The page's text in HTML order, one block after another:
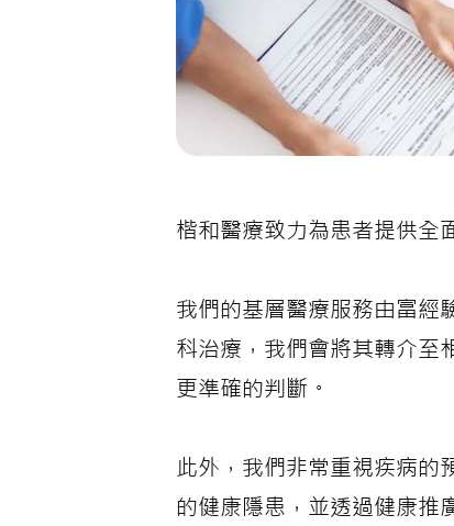
楷和醫療致力為患者提供全
我們的基層醫療服務由富經
科治療，我們會將其轉介至
更準確的判斷。
此外，我們非常重視疾病的
的健康隱患，並透過健康推